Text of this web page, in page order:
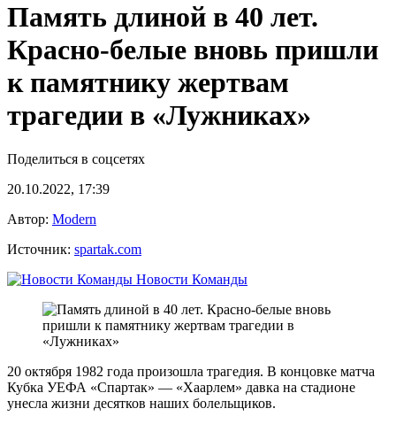
Память длиной в 40 лет.
Красно-белые вновь пришли
к памятнику жертвам
трагедии в «Лужниках»
Поделиться в соцсетях
20.10.2022, 17:39
Автор: Modern
Источник: spartak.com
Новости Команды
20 октября 1982 года произошла трагедия. В концовке матча
Кубка УЕФА «Спартак» — «Хаарлем» давка на стадионе
унесла жизни десятков наших болельщиков.